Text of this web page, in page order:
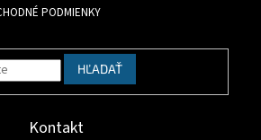
PODMIENKY
HĽADAŤ
Kontakt